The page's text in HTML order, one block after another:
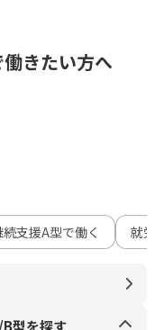
働きたい方へ
支援A型で働く 就
型を探す